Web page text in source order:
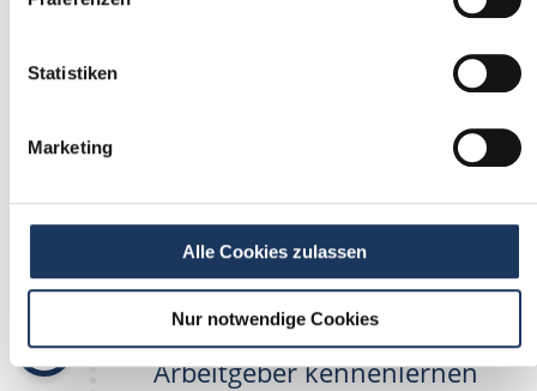
Statistiken
Marketing
Alle Cookies zulassen
Nur notwendige Cookies
Passende Stellenangebote
stetig neue Stellenangebote erhalten
ohne selbst zu suchen
3
Arbeitgeber kennenlernen